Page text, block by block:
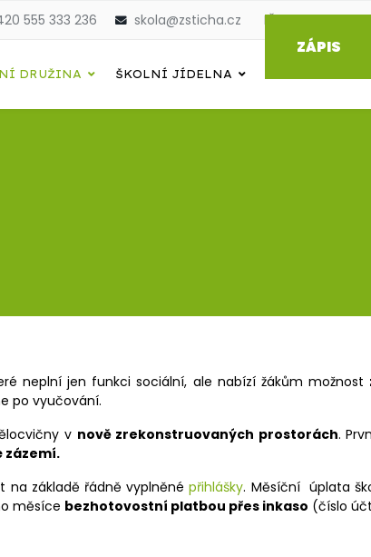
IČO: 70986479
555 333 236 skola@zsticha.cz
ZÁPIS
DRUŽINA ŠKOLNÍ JÍDELNA
neplní jen funkci sociální, ale nabízí žákům možnost
po vyučování.
v nově zrekonstruovaných prostorách.
zázemí.
na základě řádně vyplněnépřihlášky. Měsíční úplata
měsíce bezhotovostní platbou přes inkaso (číslo